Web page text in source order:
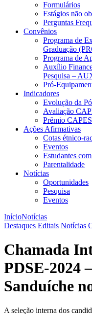
Formulários
Estágios não
Perguntas
Convênios
Programa de
Graduação
Programa de
Auxílio
Pesquisa –
Pró-
Indicadores
Evolução da
Avaliação
Prêmio CAPES
Ações Afirmativas
Cotas étnico-
Eventos
Estudantes
Parentalidade
Notícias
Oportunidades
Pesquisa
Eventos
InícioNotícias
Destaques Editais Notícias
Chamada
PDSE-2024
Sanduíche
A seleção interna dos